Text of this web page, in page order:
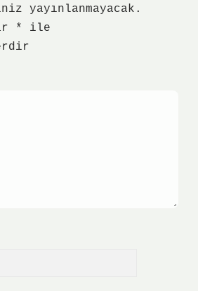
yayınlanmayacak.
*
ile